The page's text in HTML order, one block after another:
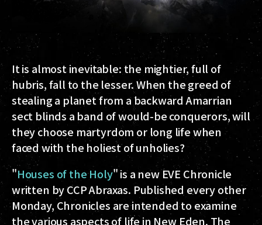
It is almost inevitable: the mightier, full of
hubris, fall to the lesser. When the greed of
stealing a planet from a backward Amarrian
sect blinds a band of would-be conquerors, will
they choose martyrdom or long life when
faced with the holiest of unholies?
"Houses of the Holy" is a new EVE Chronicle
written by CCP Abraxas. Published every other
Monday, Chronicles are intended to examine
the various aspects of life in New Eden. The